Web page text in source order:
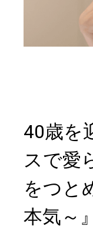
40歳を
スで愛
をつと
本気～